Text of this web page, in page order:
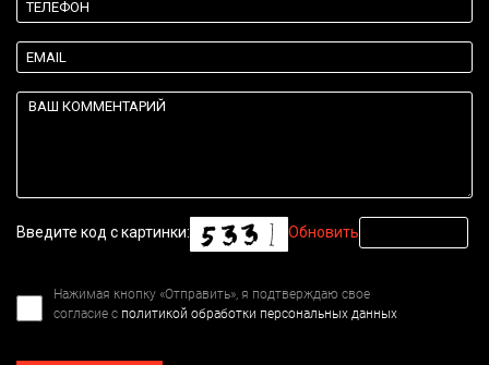
Введите код с картинки: Обновить
Нажимая кнопку «Отправить», я подтверждаю свое
согласие с политикой обработки персональных данных